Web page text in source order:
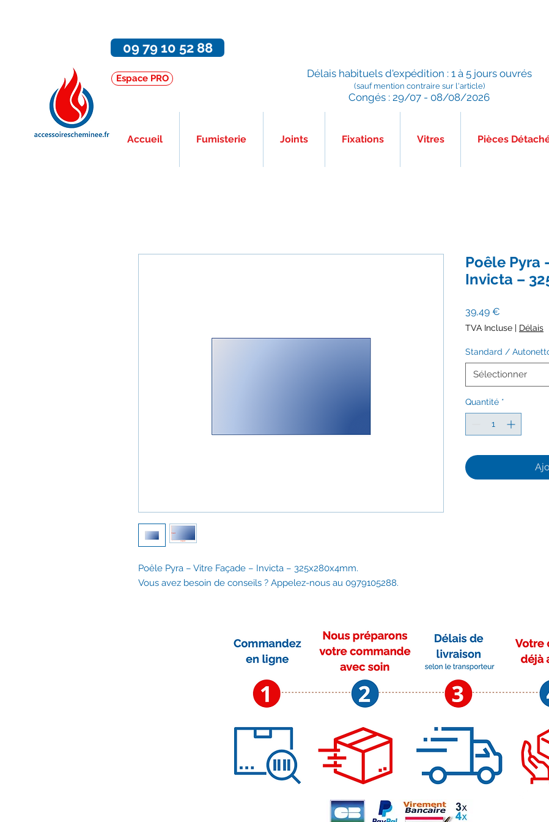
09 79 10 52 88
Accueil Fumisterie Joints Fixations Vitres Pièces
Espace PRO Délais habituels d'expédition : 1 à 5 jours ouvrés
(sauf mention contraire sur l'article)
Congés : 29/07 - 08/08/2026
Poêle Pyra – Vitre Façade – Invicta – 325x280x4mm.
Vous avez besoin de conseils ? Appelez-nous au 0979105288.
Poêle Pyra
Invicta –
39,49 €
TVA Incluse | Délais
Standard /
Sélectionner
Quantité *